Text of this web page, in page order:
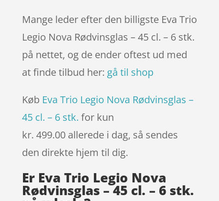
Mange leder efter den billigste Eva Trio
Legio Nova Rødvinsglas – 45 cl. – 6 stk.
på nettet, og de ender oftest ud med
at finde tilbud her: gå til shop
Køb Eva Trio Legio Nova Rødvinsglas –
45 cl. – 6 stk. for kun
kr. 499.00 allerede i dag, så sendes
den direkte hjem til dig.
Er Eva Trio Legio Nova
Rødvinsglas – 45 cl. – 6 stk.